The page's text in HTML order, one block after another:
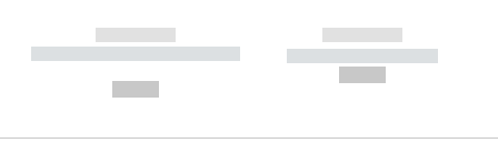
------------
----------- ----------- --------
------------
----------- -----------